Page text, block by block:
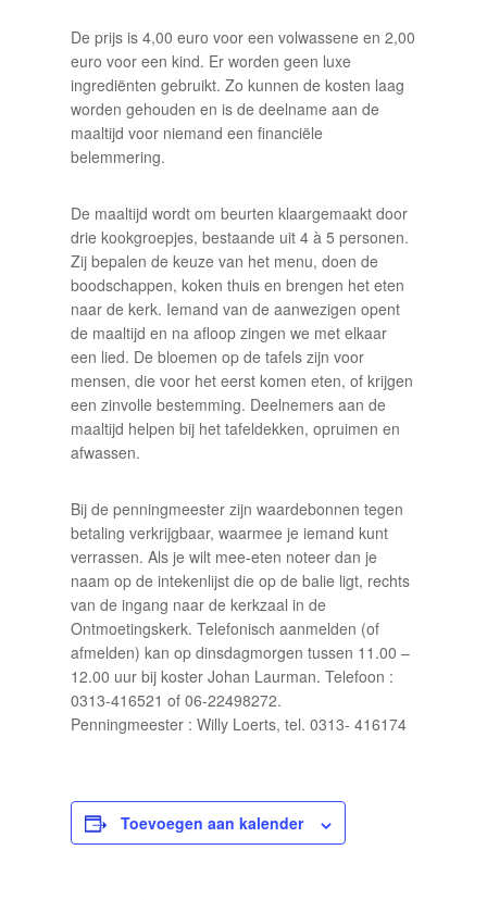
De prijs is 4,00 euro voor een volwassene en 2,00
euro voor een kind. Er worden geen luxe
ingrediënten gebruikt. Zo kunnen de kosten laag
worden gehouden en is de deelname aan de
maaltijd voor niemand een financiële
belemmering.
De maaltijd wordt om beurten klaargemaakt door
drie kookgroepjes, bestaande uit 4 à 5 personen.
Zij bepalen de keuze van het menu, doen de
boodschappen, koken thuis en brengen het eten
naar de kerk. Iemand van de aanwezigen opent
de maaltijd en na afloop zingen we met elkaar
een lied. De bloemen op de tafels zijn voor
mensen, die voor het eerst komen eten, of krijgen
een zinvolle bestemming. Deelnemers aan de
maaltijd helpen bij het tafeldekken, opruimen en
afwassen.
Bij de penningmeester zijn waardebonnen tegen
betaling verkrijgbaar, waarmee je iemand kunt
verrassen. Als je wilt mee-eten noteer dan je
naam op de intekenlijst die op de balie ligt, rechts
van de ingang naar de kerkzaal in de
Ontmoetingskerk. Telefonisch aanmelden (of
afmelden) kan op dinsdagmorgen tussen 11.00 –
12.00 uur bij koster Johan Laurman. Telefoon :
0313-416521 of 06-22498272.
Penningmeester : Willy Loerts, tel. 0313- 416174
Toevoegen aan kalender